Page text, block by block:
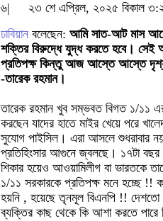
৬|
২৩ শে এপ্রিল, ২০২৫ বিকাল
ঢাবিয়ান বলেছেন: আমি সাত-আট মাস
শক্তির বিরুদ্ধে যুদ্ধ করতে হবে।
প্রতিপক্ষ কিন্তু আজ আস্তে আস্তে
-তারেক রহমান।
তারেক রহমান খুব সম্ভবত বিগত ১/১১ এর
করছেন যাদের হাতে মাইর খেয়ে পরে
সুযোগ পাইসিল। এরা আসলে শুধরাবার
প্রতিহিংসার আগুনে জ্বলছে। ১৭টা
শিকার হয়েও আওয়ামিলীগ বা ভারতকে
১/১১ সরকারকে প্রতিপক্ষ মনে হচ্ছে !!
হয়নি , হয়েছে তৃনমূল বিএনপি !! দেশতো
ব্যক্তির কাছ থেকে কি আশা করতে পারে